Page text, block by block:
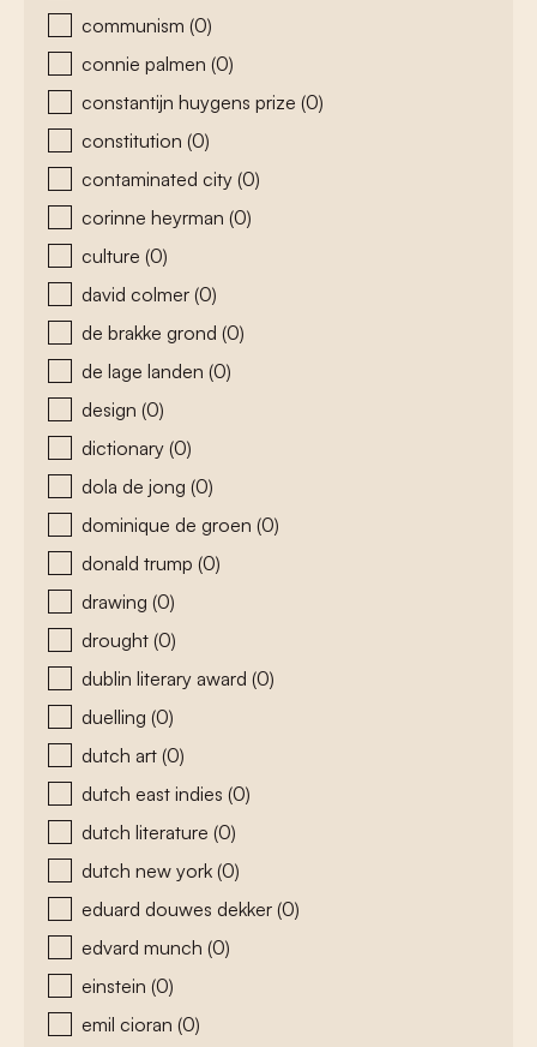
communism (0)
connie palmen (0)
constantijn huygens prize (0)
constitution (0)
contaminated city (0)
corinne heyrman (0)
culture (0)
david colmer (0)
de brakke grond (0)
de lage landen (0)
design (0)
dictionary (0)
dola de jong (0)
dominique de groen (0)
donald trump (0)
drawing (0)
drought (0)
dublin literary award (0)
duelling (0)
dutch art (0)
dutch east indies (0)
dutch literature (0)
dutch new york (0)
eduard douwes dekker (0)
edvard munch (0)
einstein (0)
emil cioran (0)